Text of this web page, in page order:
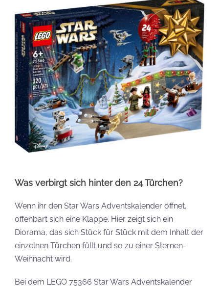
Was verbirgt sich hinter den 24 Türchen?
Wenn ihr den Star Wars Adventskalender öffnet,
offenbart sich eine Klappe. Hier zeigt sich ein
Diorama, das sich Stück für Stück mit dem Inhalt der
einzelnen Türchen füllt und so zu einer Sternen-
Weihnacht wird.
Bei dem LEGO 75366 Star Wars Adventskalender